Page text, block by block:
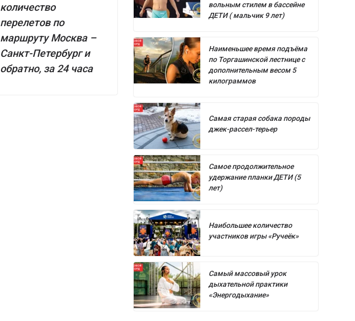
количество
перелетов по
маршруту Москва –
Санкт-Петербург и
обратно, за 24 часа
вольным стилем в бассейне
ДЕТИ ( мальчик 9 лет)
Наименьшее время подъёма
по Торгашинской лестнице с
дополнительным весом 5
килограммов
Самая старая собака породы
джек-рассел-терьер
Самое продолжительное
удержание планки ДЕТИ (5
лет)
Наибольшее количество
участников игры «Ручеёк»
Самый массовый урок
дыхательной практики
«Энергодыхание»